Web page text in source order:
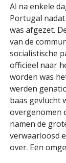
Al na enkele
Portugal
was afgezet.
van de
socialistische
officieel naar
worden was
werden
baas gevlucht
overgenomen
namen de
verwaarloosd
over. Een